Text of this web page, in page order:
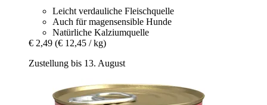
Leicht verdauliche Fleischquelle
Auch für magensensible Hunde
Natürliche Kalziumquelle
€ 2,49 (€ 12,45 / kg)
Zustellung bis 13. August